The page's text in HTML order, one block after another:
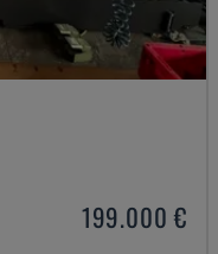
199.000 €